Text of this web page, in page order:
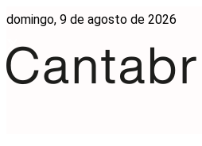
domingo, 9 de agosto de 2026